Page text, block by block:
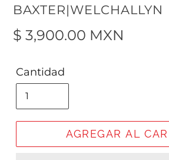
VENDEDOR
BAXTER|WELCHALLYN
Precio
$ 3,900.00 MXN
Cantidad
AGREGAR AL